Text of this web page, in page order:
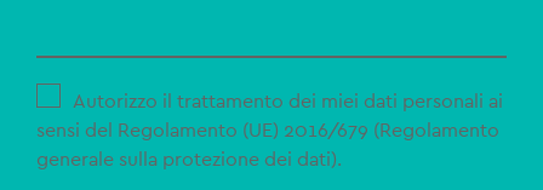
Autorizzo il trattamento dei miei dati personali ai
sensi del Regolamento (UE) 2016/679 (Regolamento
generale sulla protezione dei dati).